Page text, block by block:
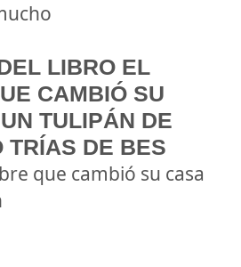
LIBRO EL
CAMBIÓ SU
TULIPÁN DE
TRÍAS DE BES
que cambió su casa